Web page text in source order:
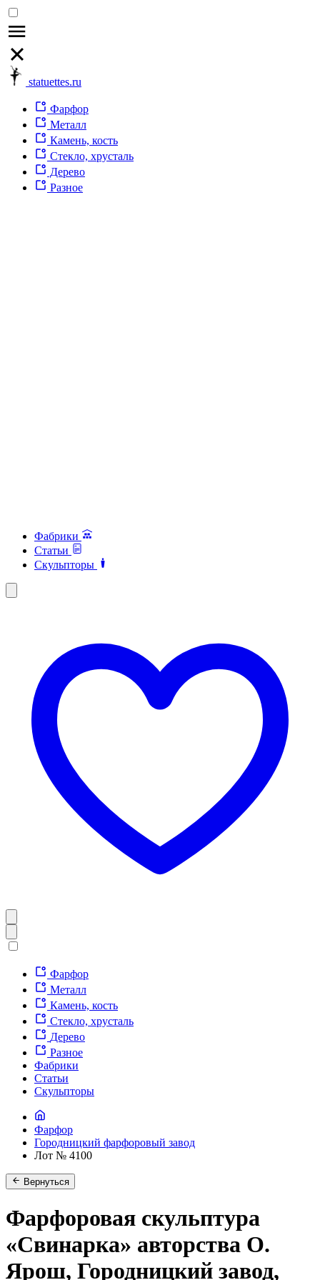
statuettes.ru
Фарфор
Металл
Камень, кость
Стекло, хрусталь
Дерево
Разное
Фабрики
Статьи
Скульпторы
Фарфор
Металл
Камень, кость
Стекло, хрусталь
Дерево
Разное
Фабрики
Статьи
Скульпторы
Фарфор
Городницкий фарфоровый завод
Лот № 4100
Вернуться
Фарфоровая скульптура
«Свинарка» авторства О.
Ярош, Городницкий завод,